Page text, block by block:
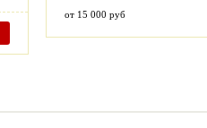
от 15 000 руб